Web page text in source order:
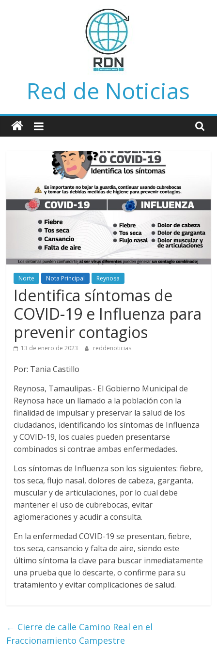
Red de Noticias
Norte Nota Principal Reynosa
Identifica síntomas de
COVID-19 e Influenza para
prevenir contagios
13 de enero de 2023 reddenoticias
Por: Tania Castillo
Reynosa, Tamaulipas.- El Gobierno Municipal de
Reynosa hace un llamado a la población con la
finalidad de impulsar y preservar la salud de los
ciudadanos, identificando los síntomas de Influenza
y COVID-19, los cuales pueden presentarse
combinados si contrae ambas enfermedades.
Los síntomas de Influenza son los siguientes: fiebre,
tos seca, flujo nasal, dolores de cabeza, garganta,
muscular y de articulaciones, por lo cual debe
mantener el uso de cubrebocas, evitar
aglomeraciones y acudir a consulta.
En la enfermedad COVID-19 se presentan, fiebre,
tos seca, cansancio y falta de aire, siendo este
último síntoma la clave para buscar inmediatamente
una prueba que lo descarte, o confirme para su
tratamiento y evitar complicaciones de salud.
← Cierre de calle Camino Real en el
Fraccionamiento Campestre